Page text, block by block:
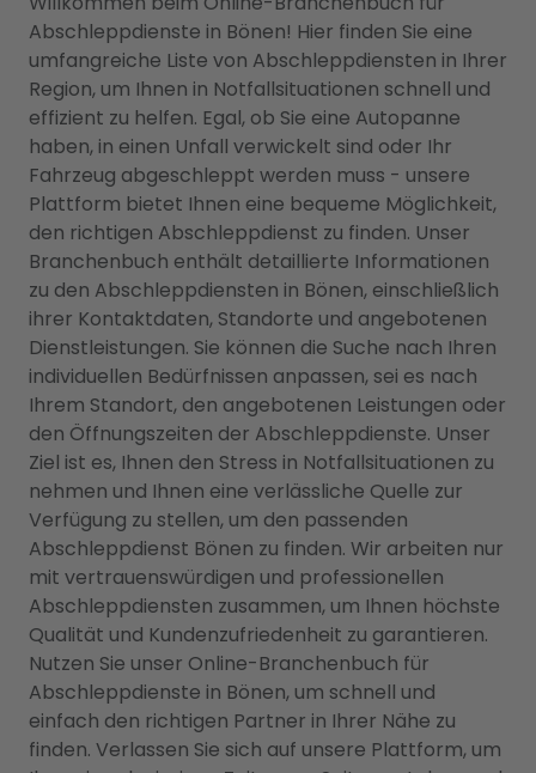
Abschleppdienste in Bönen! Hier finden Sie eine
umfangreiche Liste von Abschleppdiensten in Ihrer
Region, um Ihnen in Notfallsituationen schnell und
effizient zu helfen. Egal, ob Sie eine Autopanne
haben, in einen Unfall verwickelt sind oder Ihr
Fahrzeug abgeschleppt werden muss - unsere
Plattform bietet Ihnen eine bequeme Möglichkeit,
den richtigen Abschleppdienst zu finden. Unser
Branchenbuch enthält detaillierte Informationen
zu den Abschleppdiensten in Bönen, einschließlich
ihrer Kontaktdaten, Standorte und angebotenen
Dienstleistungen. Sie können die Suche nach Ihren
individuellen Bedürfnissen anpassen, sei es nach
Ihrem Standort, den angebotenen Leistungen oder
den Öffnungszeiten der Abschleppdienste. Unser
Ziel ist es, Ihnen den Stress in Notfallsituationen zu
nehmen und Ihnen eine verlässliche Quelle zur
Verfügung zu stellen, um den passenden
Abschleppdienst Bönen zu finden. Wir arbeiten nur
mit vertrauenswürdigen und professionellen
Abschleppdiensten zusammen, um Ihnen höchste
Qualität und Kundenzufriedenheit zu garantieren.
Nutzen Sie unser Online-Branchenbuch für
Abschleppdienste in Bönen, um schnell und
einfach den richtigen Partner in Ihrer Nähe zu
finden. Verlassen Sie sich auf unsere Plattform, um